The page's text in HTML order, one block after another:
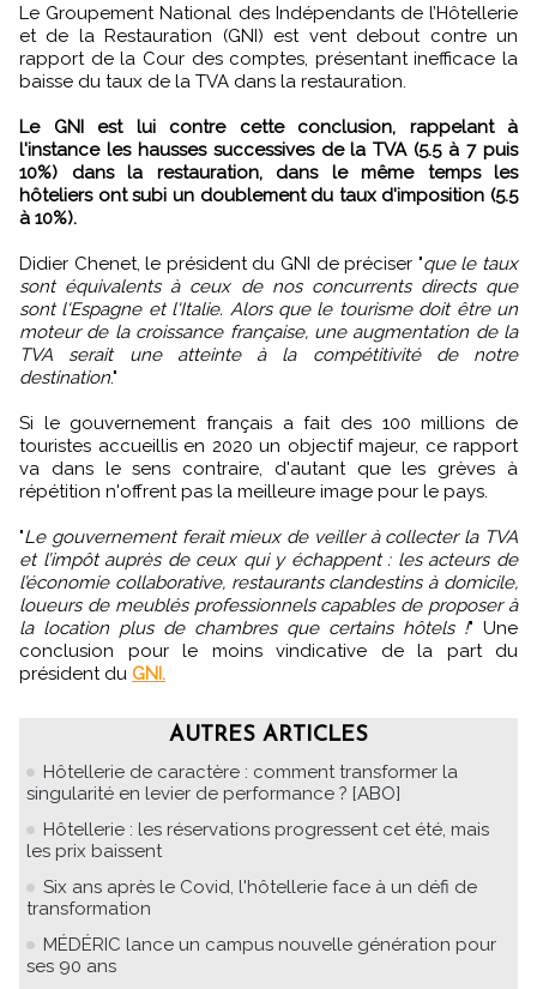
Le Groupement National des Indépendants de l’Hôtellerie
et de la Restauration (GNI) est vent debout contre un
rapport de la Cour des comptes, présentant inefficace la
baisse du taux de la TVA dans la restauration.
Le GNI est lui contre cette conclusion, rappelant à
l'instance les hausses successives de la TVA (5.5 à 7 puis
10%) dans la restauration, dans le même temps les
hôteliers ont subi un doublement du taux d'imposition (5.5
à 10%).
Didier Chenet, le président du GNI de préciser "que le taux
sont équivalents à ceux de nos concurrents directs que
sont l'Espagne et l'Italie. Alors que le tourisme doit être un
moteur de la croissance française, une augmentation de la
TVA serait une atteinte à la compétitivité de notre
destination."
Si le gouvernement français a fait des 100 millions de
touristes accueillis en 2020 un objectif majeur, ce rapport
va dans le sens contraire, d'autant que les grèves à
répétition n'offrent pas la meilleure image pour le pays.
"Le gouvernement ferait mieux de veiller à collecter la TVA
et l’impôt auprès de ceux qui y échappent : les acteurs de
l’économie collaborative, restaurants clandestins à domicile,
loueurs de meublés professionnels capables de proposer à
la location plus de chambres que certains hôtels !" Une
conclusion pour le moins vindicative de la part du
président du GNI.
AUTRES ARTICLES
Hôtellerie de caractère : comment transformer la
singularité en levier de performance ? [ABO]
Hôtellerie : les réservations progressent cet été, mais
les prix baissent
Six ans après le Covid, l'hôtellerie face à un défi de
transformation
MÉDÉRIC lance un campus nouvelle génération pour
ses 90 ans